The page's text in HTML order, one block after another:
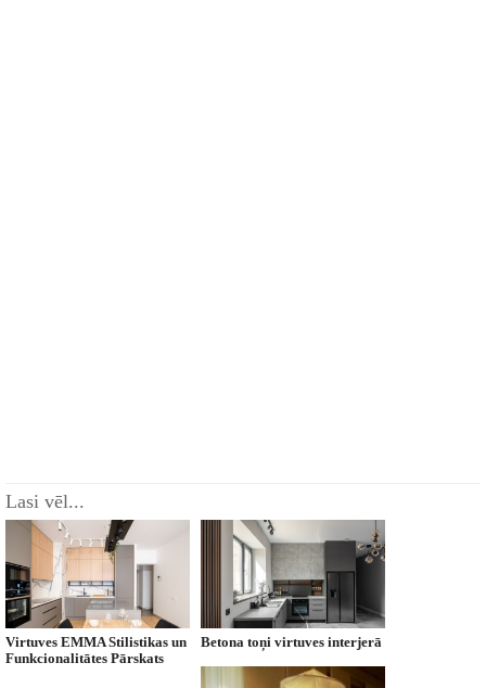
Lasi vēl...
Virtuves EMMA Stilistikas un
Funkcionalitātes Pārskats
Betona toņi virtuves interjerā